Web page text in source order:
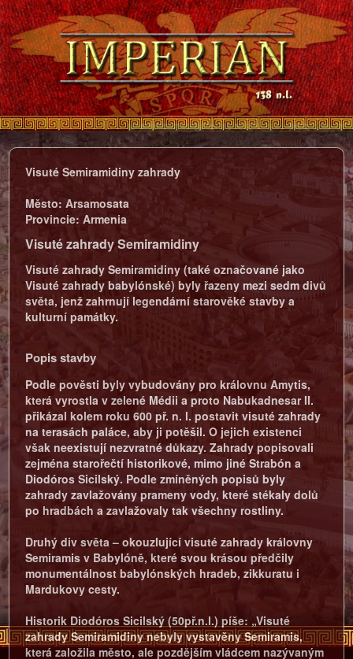
Visuté Semiramidiny zahrady
Město:Arsamosata
Provincie:Armenia
Visuté zahrady Semiramidiny
Visuté zahrady Semiramidiny (také označované jako
Visuté zahrady babylónské) byly řazeny mezi sedm divů
světa, jenž zahrnují legendární starověké stavby a
kulturní památky.
Popis stavby
Podle pověsti byly vybudovány pro královnu Amytis,
která vyrostla v zelené Médii a proto Nabukadnesar II.
přikázal kolem roku 600 př. n. l. postavit visuté zahrady
na terasách paláce, aby ji potěšil. O jejich existenci
však neexistují nezvratné důkazy. Zahrady popisovali
zejména starořečtí historikové, mimo jiné Strabón a
Diodóros Sicilský. Podle zmíněných popisů byly
zahrady zavlažovány prameny vody, které stékaly dolů
po hradbách a zavlažovaly tak všechny rostliny.
Druhý div světa – okouzlující visuté zahrady královny
Semiramis v Babylóně, které svou krásou předčily
monumentálnost babylónských hradeb, zikkuratu i
Mardukovy cesty.
Historik Diodóros Sicilský (50př.n.l.) píše: „Visuté
zahrady Semiramidiny nebyly vystavěny Semiramis,
která založila město, ale pozdějším vládcem nazývaným